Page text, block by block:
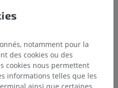
notamment pour la
des cookies ou des
cookies nous permettent
informations telles que les